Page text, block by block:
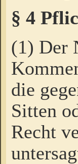
§ 4
(1) Der
die
Sitten
Recht